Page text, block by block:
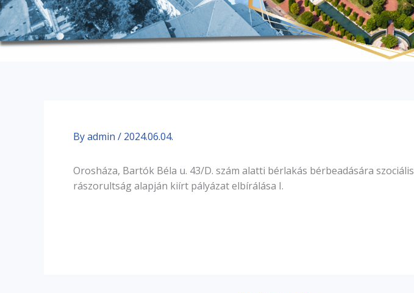
Byadmin / 2024.06.04.
Orosháza, Bartók Béla u. 43/D. szám alatti bérlakás bérbeadására szociális
rászorultság alapján kiírt pályázat elbírálása I.